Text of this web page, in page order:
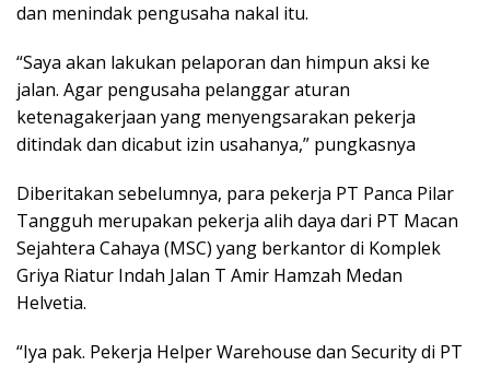
dan menindak pengusaha nakal itu.
“Saya akan lakukan pelaporan dan himpun aksi ke
jalan. Agar pengusaha pelanggar aturan
ketenagakerjaan yang menyengsarakan pekerja
ditindak dan dicabut izin usahanya,” pungkasnya
Diberitakan sebelumnya, para pekerja PT Panca Pilar
Tangguh merupakan pekerja alih daya dari PT Macan
Sejahtera Cahaya (MSC) yang berkantor di Komplek
Griya Riatur Indah Jalan T Amir Hamzah Medan
Helvetia.
“Iya pak. Pekerja Helper Warehouse dan Security di PT